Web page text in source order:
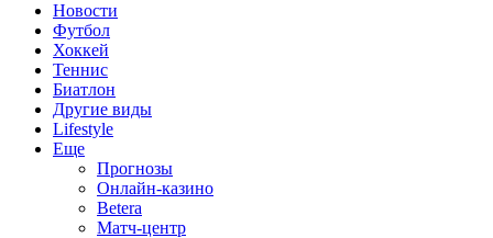
Новости
Футбол
Хоккей
Теннис
Биатлон
Другие виды
Lifestyle
Еще
Прогнозы
Онлайн-казино
Betera
Матч-центр